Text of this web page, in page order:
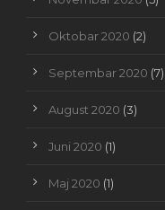
Oktobar 2020 (2)
Septembar 2020 (7)
August 2020 (3)
Juni 2020 (1)
Maj 2020 (1)